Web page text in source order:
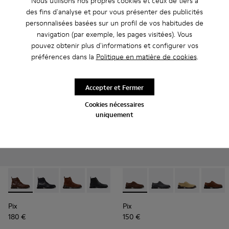
des fins d'analyse et pour vous présenter des publicités
personnalisées basées sur un profil de vos habitudes de
navigation (par exemple, les pages visitées). Vous
pouvez obtenir plus d'informations et configurer vos
préférences dans la Politique en matière de cookies.
Cookies nécessaires
uniquement
Accepter et Fermer
200 €
Ajouter
210 €
Ajouter
Pix - K300542-005 - Bottines en cuir marron pour homme.
Pix - K300542-004
Pix - K300542-003
Pix - K300542-001
Pix
180 €
Pix - K101076-010 -
Pix - K101076-008
Pix - Pix -
Pix
150 €